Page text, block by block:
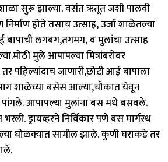
शाळा सुरू झाल्या. वसंत ऋतूत जशी पालवी
होते तसाच उत्साह, उर्जा शाळेतल्या
लगबग,तगमग, व मुलांचा उत्साह
मुले आपापल्या मित्रांबरोबर
पहिल्यांदाच जाणारी,छोटी आई बापाला
शाळेच्या बसेस आल्या,चौकात येवून
आपापल्या मुलांना बस मधे बसवले.
ड्रायव्हरने निर्विकार पणे बस मार्गस्थ
घोळक्यात सामील झाले. कुणी घराकडे तर